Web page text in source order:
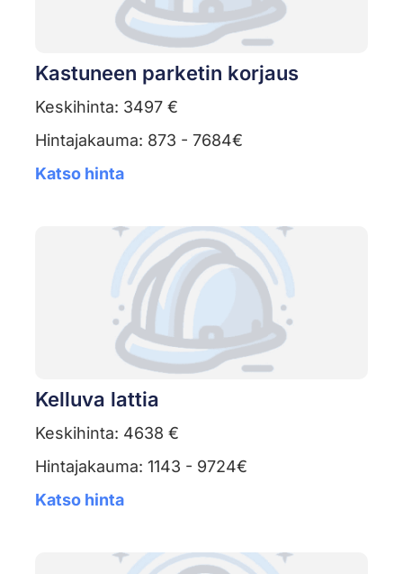
Kastuneen parketin korjaus
Keskihinta: 3497 €
Hintajakauma: 873 - 7684€
Katso hinta
Kelluva lattia
Keskihinta: 4638 €
Hintajakauma: 1143 - 9724€
Katso hinta